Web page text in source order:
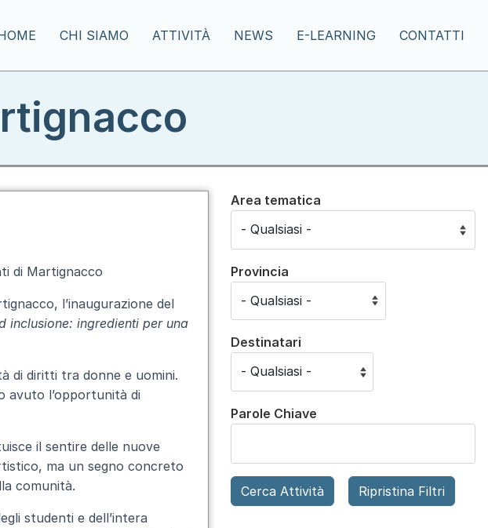
CHI SIAMO ATTIVITÀ NEWS E-LEARNING CONTATTI
di Martignacco
l’inaugurazione del
inclusione: ingredienti per una
di diritti tra donne e uomini.
avuto l’opportunità di
il sentire delle nuove
ma un segno concreto
comunità.
studenti e dell’intera
Area tematica
Provincia
Destinatari
Parole Chiave